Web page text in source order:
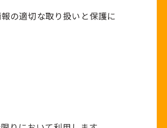
の適切な取り扱いと保護に